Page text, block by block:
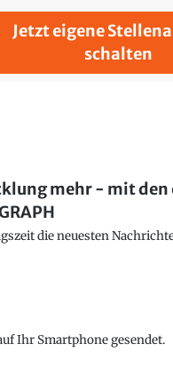
Jetzt eigene
schalten
mehr - mit
die neuesten
Ihr Smartphone gesendet.